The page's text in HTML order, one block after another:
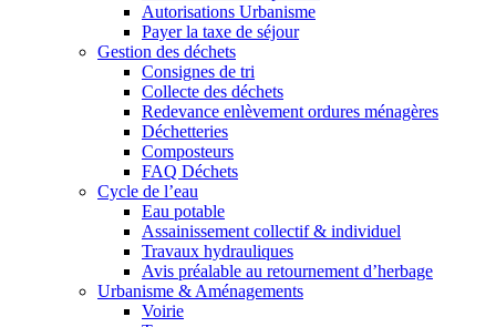
Autorisations Urbanisme
Payer la taxe de séjour
Gestion des déchets
Consignes de tri
Collecte des déchets
Redevance enlèvement ordures ménagères
Déchetteries
Composteurs
FAQ Déchets
Cycle de l’eau
Eau potable
Assainissement collectif & individuel
Travaux hydrauliques
Avis préalable au retournement d’herbage
Urbanisme & Aménagements
Voirie